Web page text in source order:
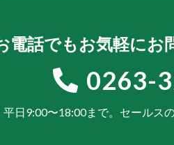
電話でもお気軽にお
0263-
平日9:00〜18:00まで。 セールス